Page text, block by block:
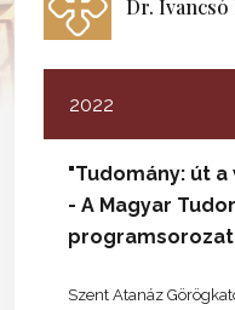
Dr. Ivancsó
2022
"Tudomány: út
- A Magyar
Szent Atanáz